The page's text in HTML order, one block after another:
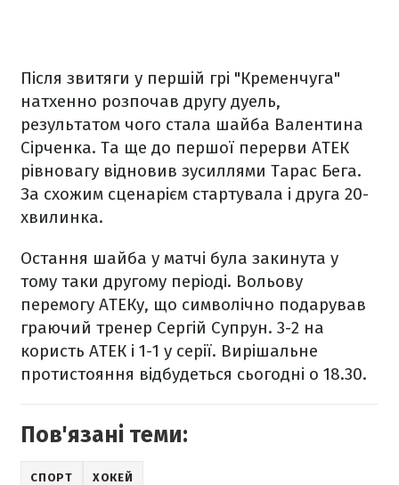
Після звитяги у першій грі "Кременчуга"
натхенно розпочав другу дуель,
результатом чого стала шайба Валентина
Сірченка. Та ще до першої перерви АТЕК
рівновагу відновив зусиллями Тарас Бега.
За схожим сценарієм стартувала і друга 20-
хвилинка.
Остання шайба у матчі була закинута у
тому таки другому періоді. Вольову
перемогу АТЕКу, що символічно подарував
граючий тренер Сергій Супрун. 3-2 на
користь АТЕК і 1-1 у серії. Вирішальне
протистояння відбудеться сьогодні о 18.30.
Пов'язані теми:
СПОРТ ХОКЕЙ